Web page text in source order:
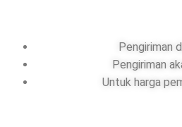
Pengiriman
Pengiriman
Untuk harga